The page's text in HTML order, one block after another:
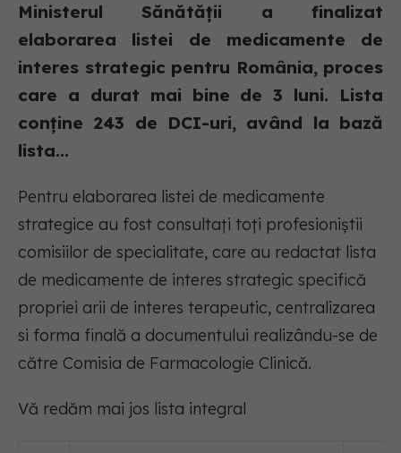
Ministerul Sănătății a finalizat
elaborarea listei de medicamente de
interes strategic pentru România, proces
care a durat mai bine de 3 luni. Lista
conține 243 de DCI-uri, având la bază
lista...
Pentru elaborarea listei de medicamente
strategice au fost consultați toți profesioniștii
comisiilor de specialitate, care au redactat lista
de medicamente de interes strategic specifică
propriei arii de interes terapeutic, centralizarea
si forma finală a documentului realizându-se de
către Comisia de Farmacologie Clinică.
Vă redăm mai jos lista integral